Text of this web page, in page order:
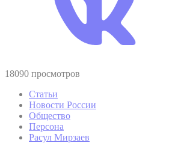
18090 просмотров
Статьи
Новости России
Общество
Персона
Расул Мирзаев